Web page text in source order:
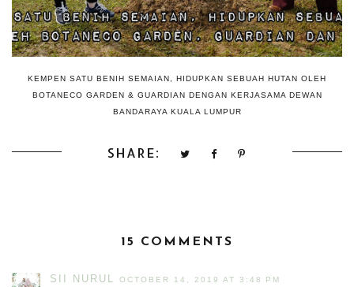
KEMPEN SATU BENIH SEMAIAN, HIDUPKAN SEBUAH HUTAN OLEH
BOTANECO GARDEN & GUARDIAN DENGAN KERJASAMA DEWAN
BANDARAYA KUALA LUMPUR
SHARE:
15 COMMENTS
SII NURUL OCTOBER 14, 2019 AT 3:48 PM